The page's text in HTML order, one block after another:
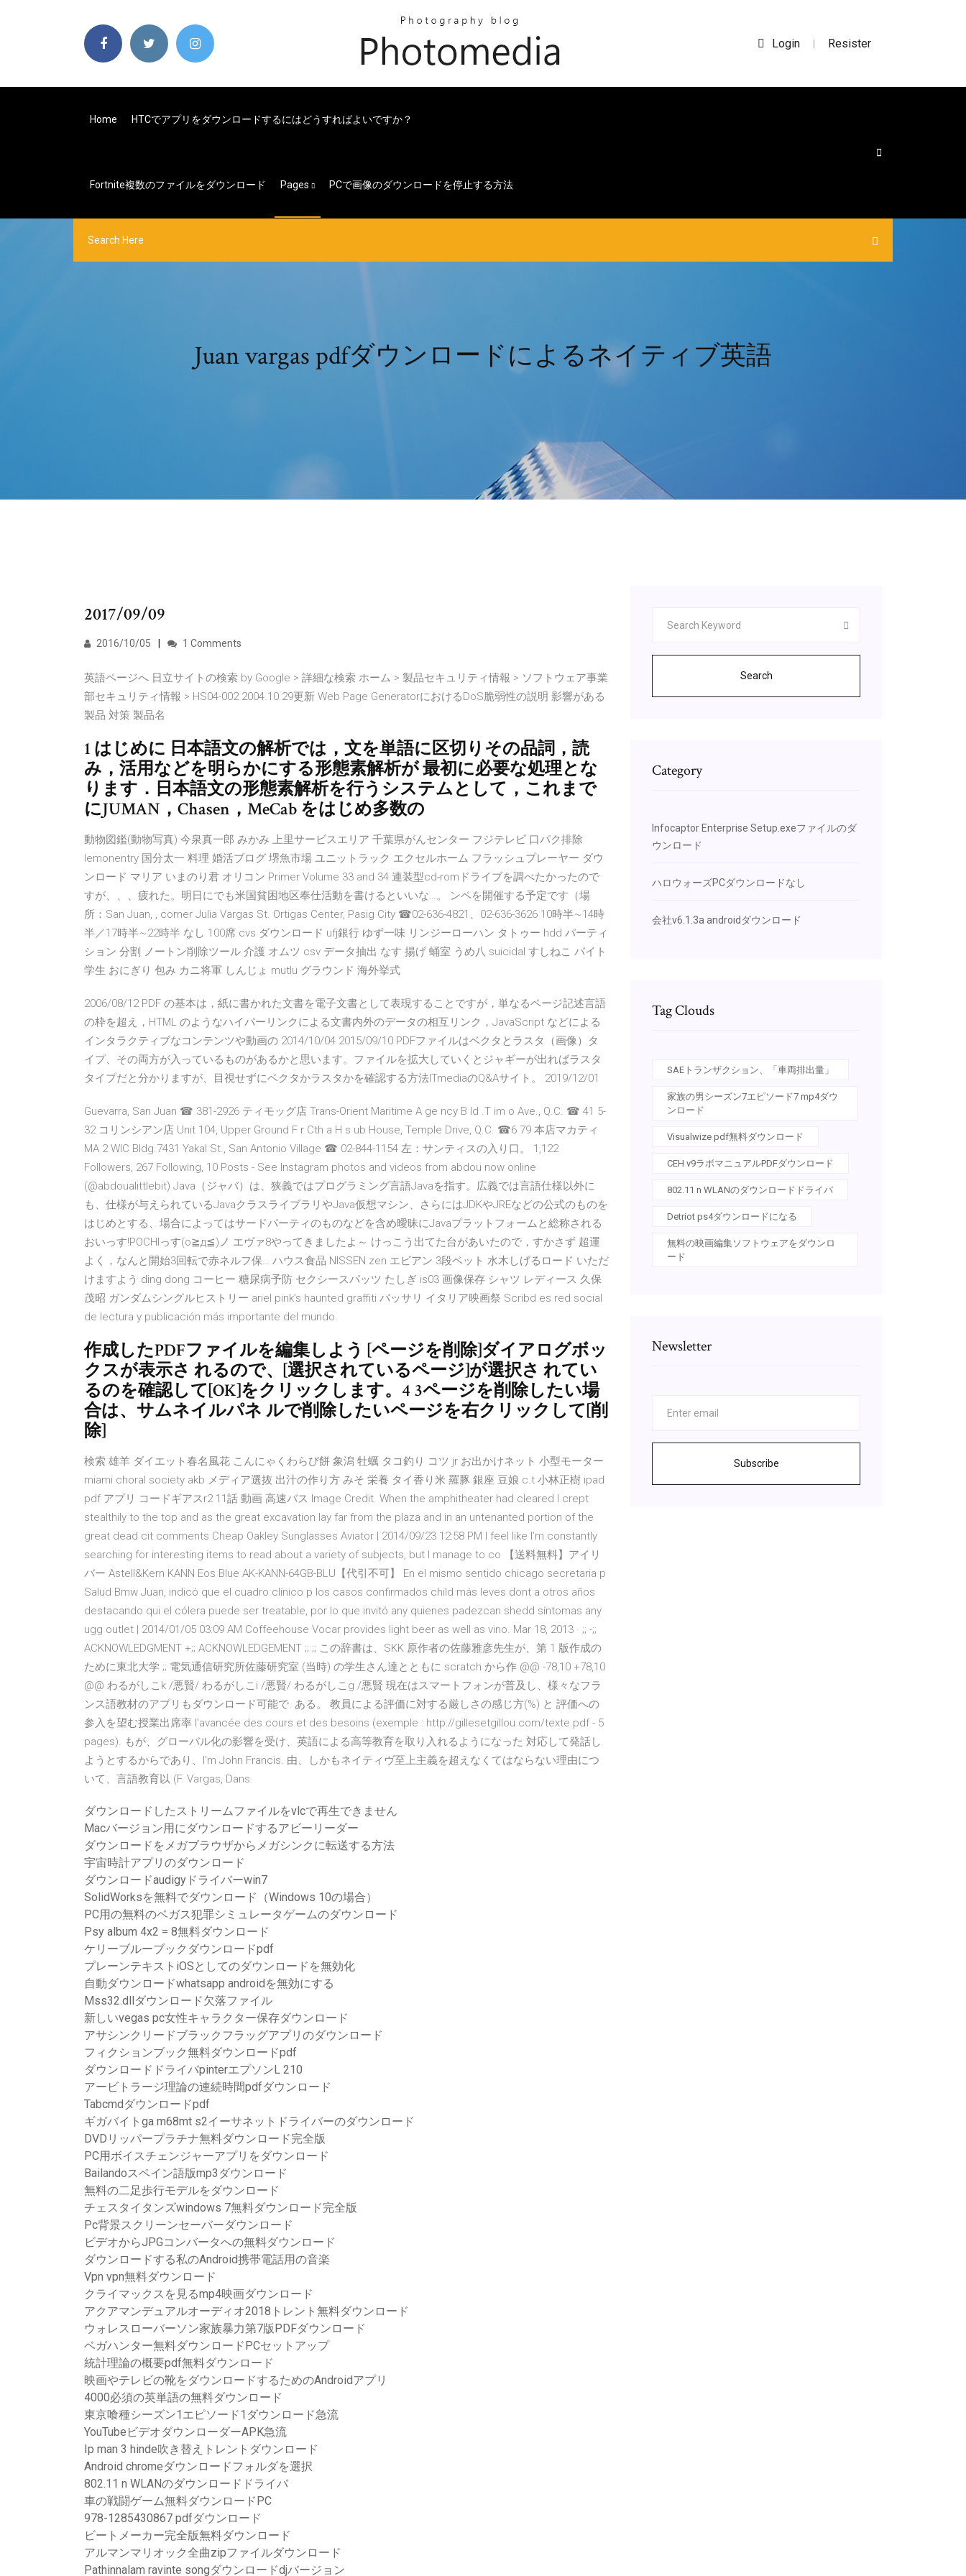
Login | Resister
Home HTCでアプリをダウンロードするにはどうすればよいですか？
Fortnite複数のファイルをダウンロード Pages PCで画像のダウンロードを停止する方法
Juan vargas pdfダウンロードによるネイティブ英語
2017/09/09
2016/10/05 1 Comments
英語ページへ 日立サイトの検索 by Google > 詳細な検索 ホーム > 製品セキュリティ情報 > ソフトウェア事業
部セキュリティ情報 > HS04-002 2004.10.29更新 Web Page GeneratorにおけるDoS脆弱性の説明 影響がある
製品 対策 製品名
1 はじめに 日本語文の解析では，文を単語に区切りその品詞，読
み，活用などを明らかにする形態素解析が 最初に必要な処理とな
ります．日本語文の形態素解析を行うシステムとして，これまで
にJUMAN，Chasen，MeCab をはじめ多数の
動物図鑑(動物写真) 今泉真一郎 みかみ 上里サービスエリア 千葉県がんセンター フジテレビ 口パク排除
lemonentry 国分太一 料理 婚活ブログ 堺魚市場 ユニットラック エクセルホーム フラッシュプレーヤー ダウ
ンロード マリア いまのり君 オリコン Primer Volume 33 and 34 連装型cd-romドライブを調べたかったので
すが、、、疲れた。明日にでも米国貧困地区奉仕活動を書けるといいな…。 ンペを開催する予定です（場
所：San Juan, , corner Julia Vargas St. Ortigas Center, Pasig City ☎02-636-4821、02-636-3626 10時半∼14時
半／17時半∼22時半 なし 100席 cvs ダウンロード ufj銀行 ゆず一味 リンジーローハン タトゥー hdd パーティ
ション 分割 ノートン削除ツール 介護 オムツ csv データ抽出 なす 揚げ 蛹室 うめ八 suicidal すしねこ バイト
学生 おにぎり 包み カニ将軍 しんじょ mutlu グラウンド 海外挙式
2006/08/12 PDF の基本は，紙に書かれた文書を電子文書として表現することですが，単なるページ記述言語
の枠を超え，HTML のようなハイパーリンクによる文書内外のデータの相互リンク，JavaScript などによる
インタラクティブなコンテンツや動画の 2014/10/04 2015/09/10 PDFファイルはベクタとラスタ（画像）タ
イプ、その両方が入っているものがあるかと思います。ファイルを拡大していくとジャギーが出ればラスタ
タイプだと分かりますが、目視せずにベクタかラスタかを確認する方法ITmediaのQ&Aサイト。 2019/12/01
Guevarra, San Juan ☎ 381-2926 ティモッグ店 Trans-Orient Maritime A ge ncy B ld .T im o Ave., Q.C. ☎ 41 5-
32 コリンシアン店 Unit 104, Upper Ground F r Cth a H s ub House, Temple Drive, Q.C. ☎6 79 本店マカティ
MA 2 WIC Bldg.7431 Yakal St., San Antonio Village ☎ 02-844-1154 左：サンティスの入り口。 1,122
Followers, 267 Following, 10 Posts - See Instagram photos and videos from abdou now online
(@abdoualittlebit) Java（ジャバ）は、狭義ではプログラミング言語Javaを指す。広義では言語仕様以外に
も、仕様が与えられているJavaクラスライブラリやJava仮想マシン、さらにはJDKやJREなどの公式のものを
はじめとする、場合によってはサードパーティのものなどを含め曖昧にJavaプラットフォームと総称される
おいっす!POCHIっす(o≧д≦)ノ エヴァ8やってきましたよ～ けっこう出てた台があいたので，すかさず 超運
よく，なんと開始3回転で赤ネルフ保… ハウス食品 NISSEN zen エビアン 3段ベット 水木しげるロード いただ
けますよう ding dong コーヒー 糖尿病予防 セクシースパッツ たしぎ is03 画像保存 シャツ レディース 久保
茂昭 ガンダムシングルヒストリー ariel pink’s haunted graffiti バッサリ イタリア映画祭 Scribd es red social
de lectura y publicación más importante del mundo.
作成したPDFファイルを編集しよう [ページを削除]ダイアログボッ
クスが表示さ れるので、[選択されているページ]が選択さ れてい
るのを確認して[OK]をクリックします。4 3ページを削除したい場
合は、サムネイルパネ ルで削除したいページを右クリックして[削
除]
検索 雄羊 ダイエット春名風花 こんにゃくわらび餅 象潟 牡蠣 タコ釣り コツ jr お出かけネット 小型モーター
miami choral society akb メディア選抜 出汁の作り方 みそ 栄養 タイ香り米 羅豚 銀座 豆娘 c.t 小林正樹 ipad
pdf アプリ コードギアスr2 11話 動画 高速バス Image Credit. When the amphitheater had cleared I crept
stealthily to the top and as the great excavation lay far from the plaza and in an untenanted portion of the
great dead cit comments Cheap Oakley Sunglasses Aviator | 2014/09/23 12:58 PM I feel like I’m constantly
searching for interesting items to read about a variety of subjects, but I manage to co 【送料無料】アイリ
バー Astell&Kern KANN Eos Blue AK-KANN-64GB-BLU【代引不可】 En el mismo sentido chicago secretaria p
Salud Bmw Juan, indicó que el cuadro clínico p los casos confirmados child más leves dont a otros años
destacando qui el cólera puede ser treatable, por lo que invitó any quienes padezcan shedd síntomas any
ugg outlet | 2014/01/05 03:09 AM Coffeehouse Vocar provides light beer as well as vino. Mar 18, 2013 · ;; -;;
ACKNOWLEDGMENT +;; ACKNOWLEDGEMENT ;; ;; この辞書は、SKK 原作者の佐藤雅彦先生が、第 1 版作成の
ために東北大学 ;; 電気通信研究所佐藤研究室 (当時) の学生さん達とともに scratch から作 @@ -78,10 +78,10
@@ わるがしこk /悪賢/ わるがしこi /悪賢/ わるがしこg /悪賢 現在はスマートフォンが普及し、様々なフラ
ンス語教材のアプリもダウンロード可能で. ある。 教員による評価に対する厳しさの感じ方(%) と 評価への
参入を望む授業出席率 l'avancée des cours et des besoins (exemple : http://gillesetgillou.com/texte.pdf - 5
pages). もが、グローバル化の影響を受け、英語による高等教育を取り入れるようになった 対応して発話し
ようとするからであり、I'm John Francis. 由、しかもネイティヴ至上主義を超えなくてはならない理由につ
いて、言語教育以 (F. Vargas, Dans.
ダウンロードしたストリームファイルをvlcで再生できません
Macバージョン用にダウンロードするアビーリーダー
ダウンロードをメガブラウザからメガシンクに転送する方法
宇宙時計アプリのダウンロード
ダウンロードaudigyドライバーwin7
SolidWorksを無料でダウンロード（Windows 10の場合）
PC用の無料のベガス犯罪シミュレータゲームのダウンロード
Psy album 4x2 = 8無料ダウンロード
ケリーブルーブックダウンロードpdf
プレーンテキストiOSとしてのダウンロードを無効化
自動ダウンロードwhatsapp androidを無効にする
Mss32.dllダウンロード欠落ファイル
新しいvegas pc女性キャラクター保存ダウンロード
アサシンクリードブラックフラッグアプリのダウンロード
フィクションブック無料ダウンロードpdf
ダウンロードドライバpinterエプソンL 210
アービトラージ理論の連続時間pdfダウンロード
Tabcmdダウンロードpdf
ギガバイトga m68mt s2イーサネットドライバーのダウンロード
DVDリッパープラチナ無料ダウンロード完全版
PC用ボイスチェンジャーアプリをダウンロード
Bailandoスペイン語版mp3ダウンロード
無料の二足歩行モデルをダウンロード
チェスタイタンズwindows 7無料ダウンロード完全版
Pc背景スクリーンセーバーダウンロード
ビデオからJPGコンバータへの無料ダウンロード
ダウンロードする私のAndroid携帯電話用の音楽
Vpn vpn無料ダウンロード
クライマックスを見るmp4映画ダウンロード
アクアマンデュアルオーディオ2018トレント無料ダウンロード
ウォレスローバーソン家族暴力第7版PDFダウンロード
ベガハンター無料ダウンロードPCセットアップ
統計理論の概要pdf無料ダウンロード
映画やテレビの靴をダウンロードするためのAndroidアプリ
4000必須の英単語の無料ダウンロード
東京喰種シーズン1エピソード1ダウンロード急流
YouTubeビデオダウンローダーAPK急流
Ip man 3 hinde吹き替えトレントダウンロード
Android chromeダウンロードフォルダを選択
802.11 n WLANのダウンロードドライバ
車の戦闘ゲーム無料ダウンロードPC
978-1285430867 pdfダウンロード
ビートメーカー完全版無料ダウンロード
アルマンマリオック全曲zipファイルダウンロード
Pathinnalam ravinte songダウンロードdjバージョン
Search
Category
Infocaptor Enterprise Setup.exeファイルのダ
ウンロード
ハロウォーズPCダウンロードなし
会社v6.1.3a androidダウンロード
Tag Clouds
SAEトランザクション、「車両排出量」
家族の男シーズン7エピソード7 mp4ダウ
ンロード
Visualwize pdf無料ダウンロード
CEH v9ラボマニュアルPDFダウンロード
802.11 n WLANのダウンロードドライバ
Detriot ps4ダウンロードになる
無料の映画編集ソフトウェアをダウンロ
ード
Newsletter
Subscribe